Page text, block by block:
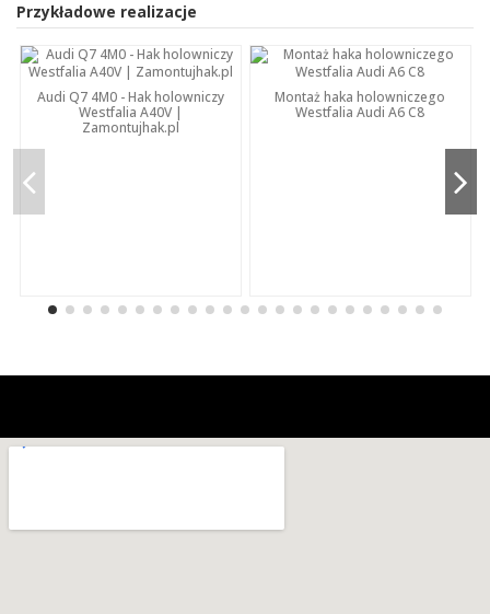
Przykładowe realizacje
Audi Q7 4M0 - Hak holowniczy
Westfalia A40V |
Zamontujhak.pl
Montaż haka holowniczego
Westfalia Audi A6 C8